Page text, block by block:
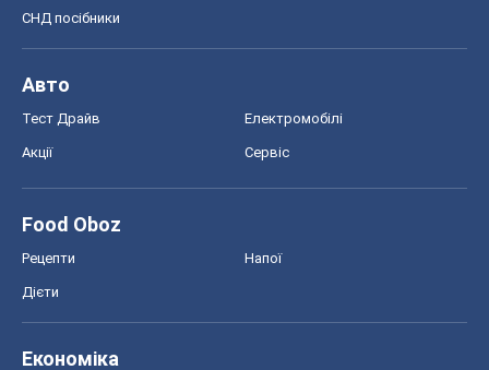
СНД посібники
Авто
Тест Драйв Електромобілі
Акції Сервіс
Food Oboz
Рецепти Напої
Дієти
Економіка